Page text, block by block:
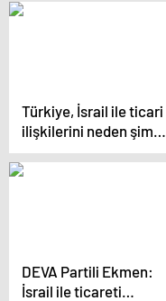
Türkiye, İsrail ile ticari
ilişkilerini neden şimdi
kesti? Sonuçları ne
olabilir?
DEVA Partili Ekmen:
İsrail ile ticareti